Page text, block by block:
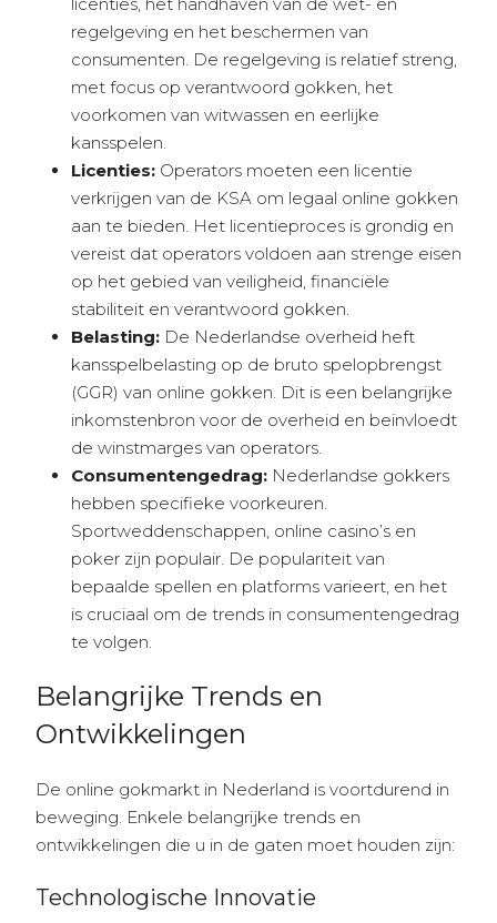
regelgeving en het beschermen van
consumenten. De regelgeving is relatief streng,
met focus op verantwoord gokken, het
voorkomen van witwassen en eerlijke
kansspelen.
Licenties: Operators moeten een licentie
verkrijgen van de KSA om legaal online gokken
aan te bieden. Het licentieproces is grondig en
vereist dat operators voldoen aan strenge eisen
op het gebied van veiligheid, financiële
stabiliteit en verantwoord gokken.
Belasting: De Nederlandse overheid heft
kansspelbelasting op de bruto spelopbrengst
(GGR) van online gokken. Dit is een belangrijke
inkomstenbron voor de overheid en beïnvloedt
de winstmarges van operators.
Consumentengedrag: Nederlandse gokkers
hebben specifieke voorkeuren.
Sportweddenschappen, online casino’s en
poker zijn populair. De populariteit van
bepaalde spellen en platforms varieert, en het
is cruciaal om de trends in consumentengedrag
te volgen.
Belangrijke Trends en
Ontwikkelingen
De online gokmarkt in Nederland is voortdurend in
beweging. Enkele belangrijke trends en
ontwikkelingen die u in de gaten moet houden zijn:
Technologische Innovatie